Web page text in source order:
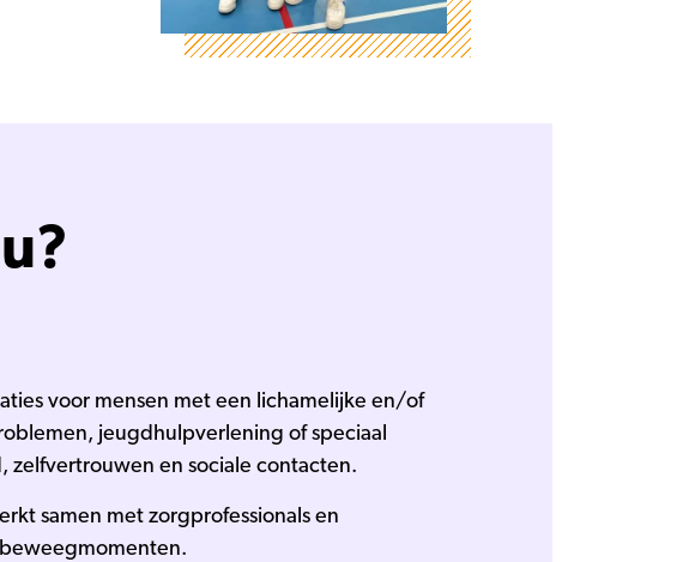
voor mensen met een lichamelijke en/of
jeugdhulpverlening of speciaal
en sociale contacten.
samen met zorgprofessionals en